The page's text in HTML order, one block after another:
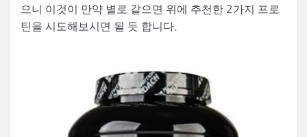
으니 이것이 만약 별로 같으면 위에 추천한 2가지 프로
틴을 시도해보시면 될 듯 합니다.